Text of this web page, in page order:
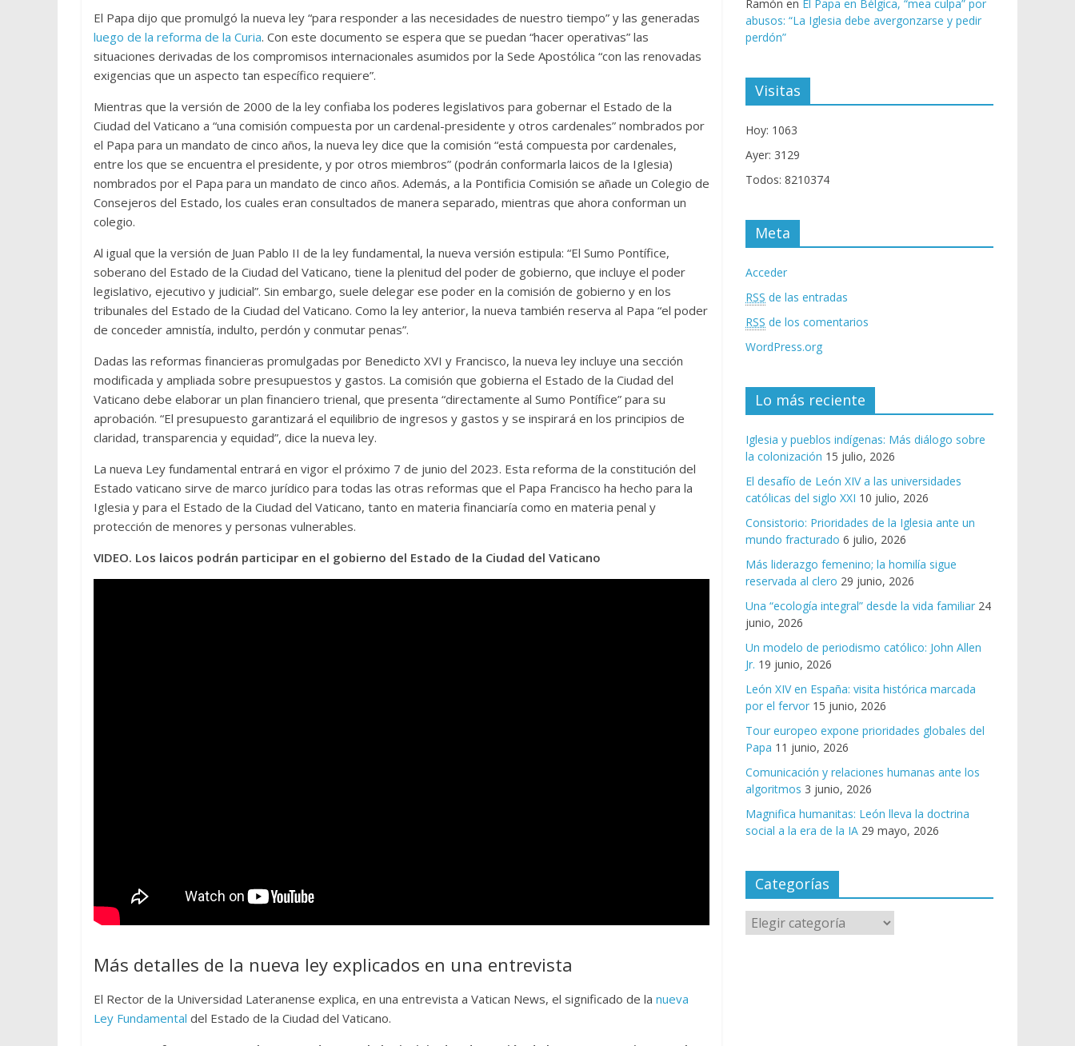
El Papa dijo que promulgó la nueva ley “para responder a las necesidades de nuestro tiempo” y las generadas
luego de la reforma de la Curia. Con este documento se espera que se puedan “hacer operativas” las
situaciones derivadas de los compromisos internacionales asumidos por la Sede Apostólica “con las renovadas
exigencias que un aspecto tan específico requiere”.
Mientras que la versión de 2000 de la ley confiaba los poderes legislativos para gobernar el Estado de la
Ciudad del Vaticano a “una comisión compuesta por un cardenal-presidente y otros cardenales” nombrados por
el Papa para un mandato de cinco años, la nueva ley dice que la comisión “está compuesta por cardenales,
entre los que se encuentra el presidente, y por otros miembros” (podrán conformarla laicos de la Iglesia)
nombrados por el Papa para un mandato de cinco años. Además, a la Pontificia Comisión se añade un Colegio de
Consejeros del Estado, los cuales eran consultados de manera separado, mientras que ahora conforman un
colegio.
Al igual que la versión de Juan Pablo II de la ley fundamental, la nueva versión estipula: “El Sumo Pontífice,
soberano del Estado de la Ciudad del Vaticano, tiene la plenitud del poder de gobierno, que incluye el poder
legislativo, ejecutivo y judicial”. Sin embargo, suele delegar ese poder en la comisión de gobierno y en los
tribunales del Estado de la Ciudad del Vaticano. Como la ley anterior, la nueva también reserva al Papa “el poder
de conceder amnistía, indulto, perdón y conmutar penas”.
Dadas las reformas financieras promulgadas por Benedicto XVI y Francisco, la nueva ley incluye una sección
modificada y ampliada sobre presupuestos y gastos. La comisión que gobierna el Estado de la Ciudad del
Vaticano debe elaborar un plan financiero trienal, que presenta “directamente al Sumo Pontífice” para su
aprobación. “El presupuesto garantizará el equilibrio de ingresos y gastos y se inspirará en los principios de
claridad, transparencia y equidad”, dice la nueva ley.
La nueva Ley fundamental entrará en vigor el próximo 7 de junio del 2023. Esta reforma de la constitución del
Estado vaticano sirve de marco jurídico para todas las otras reformas que el Papa Francisco ha hecho para la
Iglesia y para el Estado de la Ciudad del Vaticano, tanto en materia financiaría como en materia penal y
protección de menores y personas vulnerables.
VIDEO. Los laicos podrán participar en el gobierno del Estado de la Ciudad del Vaticano
Más detalles de la nueva ley explicados en una entrevista
El Rector de la Universidad Lateranense explica, en una entrevista a Vatican News, el significado de la nueva
Ley Fundamental del Estado de la Ciudad del Vaticano.
Ramón en El Papa en Bélgica, “mea culpa” por
abusos: “La Iglesia debe avergonzarse y pedir
perdón”
Visitas
Hoy: 1063
Ayer: 3129
Todos: 8210374
Meta
Acceder
RSS de las entradas
RSS de los comentarios
WordPress.org
Lo más reciente
Iglesia y pueblos indígenas: Más diálogo sobre
la colonización 15 julio, 2026
El desafío de León XIV a las universidades
católicas del siglo XXI 10 julio, 2026
Consistorio: Prioridades de la Iglesia ante un
mundo fracturado 6 julio, 2026
Más liderazgo femenino; la homilía sigue
reservada al clero 29 junio, 2026
Una “ecología integral” desde la vida familiar 24
junio, 2026
Un modelo de periodismo católico: John Allen
Jr. 19 junio, 2026
León XIV en España: visita histórica marcada
por el fervor 15 junio, 2026
Tour europeo expone prioridades globales del
Papa 11 junio, 2026
Comunicación y relaciones humanas ante los
algoritmos 3 junio, 2026
Magnifica humanitas: León lleva la doctrina
social a la era de la IA 29 mayo, 2026
Categorías